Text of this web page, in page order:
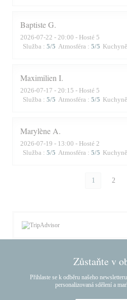
BaptisteG
2026-07-22 - 20:00 - Hosté 5
Služba : 5/5 Atmosféra : 5/5 Kuchyně
Maximilien I
2026-07-17 - 20:15 - Hosté 5
Služba : 5/5 Atmosféra : 5/5 Kuchyně
Marylène A
2026-07-19 - 13:00 - Hosté 2
Služba : 5/5 Atmosféra : 5/5 Kuchyně
1 2
Zůstaňte v
Přihlaste se k odběru našeho
personalizovaná sdělení a